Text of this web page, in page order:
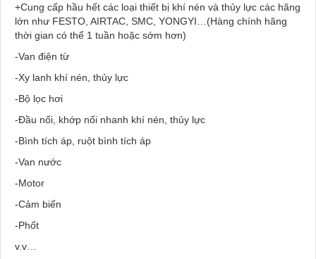
+Cung cấp hầu hết các loại thiết bị khí nén và thủy lực các hãng
lớn như FESTO, AIRTAC, SMC, YONGYI…(Hàng chính hãng
thời gian có thể 1 tuần hoặc sớm hơn)
-Van điện từ
-Xy lanh khí nén, thủy lực
-Bộ lọc hơi
-Đầu nối, khớp nối nhanh khí nén, thủy lực
-Bình tích áp, ruột bình tích áp
-Van nước
-Motor
-Cảm biến
-Phốt
v.v…